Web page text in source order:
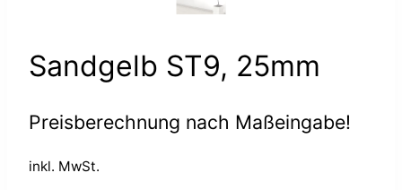
Sandgelb ST9, 25mm
Preisberechnung nach Maßeingabe!
inkl. MwSt.